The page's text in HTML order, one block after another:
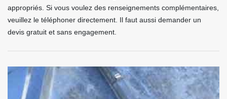
appropriés. Si vous voulez des renseignements complémentaires,
veuillez le téléphoner directement. Il faut aussi demander un
devis gratuit et sans engagement.